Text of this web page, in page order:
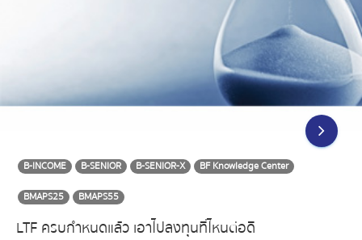
B-INCOME B-SENIOR B-SENIOR-X
BF Knowledge Center
BMAPS25
BMAPS55
LTF ครบกำหนดแล้ว เอาไปลงทุนที่ไหนต่อดี